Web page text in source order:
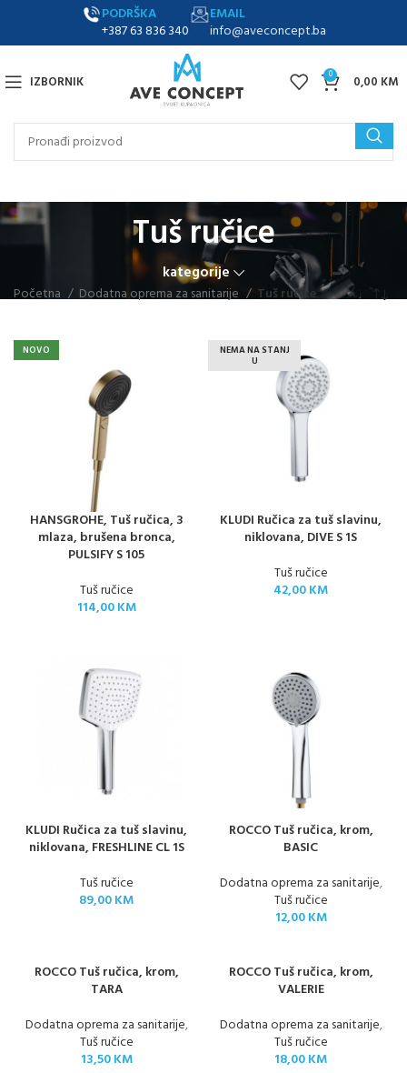
PODRŠKA
+387 63 836 340
EMAIL
info@aveconcept.ba
IZBORNIK 0 0,00 KM
Tuš ručice
kategorije
Početna Dodatna oprema za sanitarije Tuš ručice
NOVO
HANSGROHE, Tuš ručica, 3
mlaza, brušena bronca,
PULSIFY S 105
Tuš ručice
114,00KM
NEMA NA STANJ
U
KLUDI Ručica za tuš slavinu,
niklovana, DIVE S 1S
Tuš ručice
42,00KM
KLUDI Ručica za tuš slavinu,
niklovana, FRESHLINE CL 1S
Tuš ručice
89,00KM
ROCCO Tuš ručica, krom,
BASIC
Dodatna oprema za sanitarije,
Tuš ručice
12,00KM
ROCCO Tuš ručica, krom,
TARA
Dodatna oprema za sanitarije,
Tuš ručice
13,50KM
ROCCO Tuš ručica, krom,
VALERIE
Dodatna oprema za sanitarije,
Tuš ručice
18,00KM